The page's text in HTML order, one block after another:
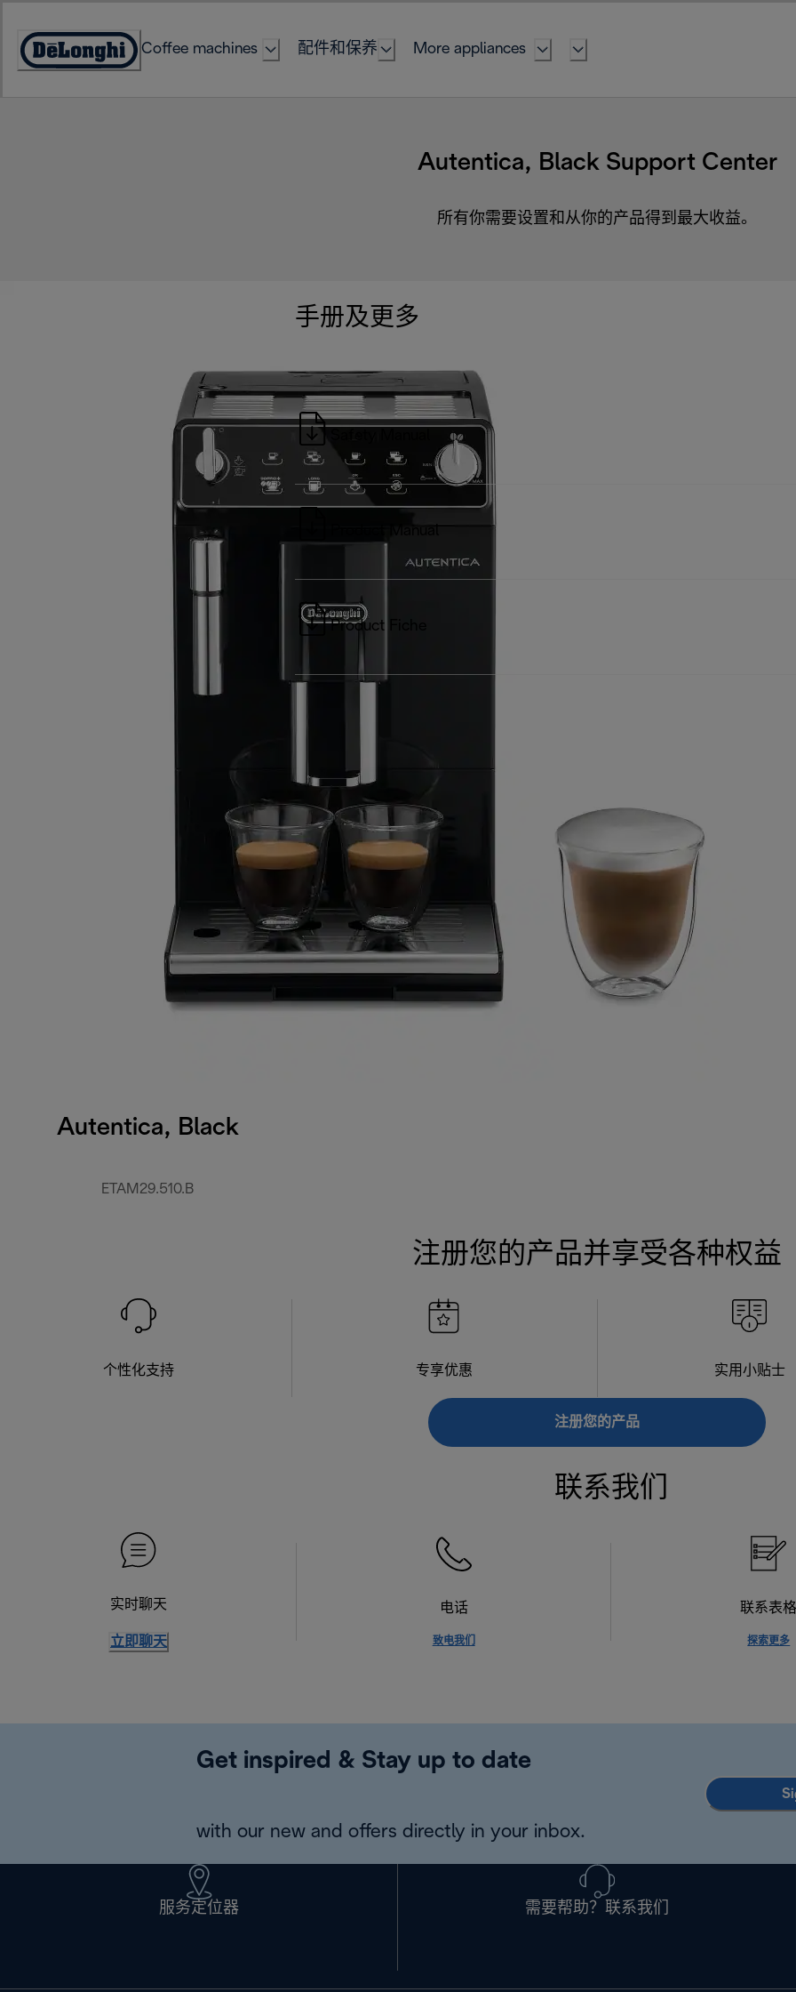
Content
Accessibility
Coffee machines 配件和保养 More appliances
Autentica, Black Support Center
所有你需要设置和从你的产品得到最大收益。
Autentica, Black
ETAM29.510.B
手册及更多
Product Fiche
注册您的产品并享受各种权益
个性化支持 专享优惠 实用小贴士
注册您的产品
联系我们
实时聊天
立即聊天
电话
致电我们
联系表格
探索更多
Get inspired & Stay up to date
with our new and offers directly in your inbox.
服务定位器 需要帮助？联系我们